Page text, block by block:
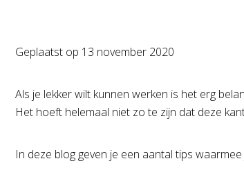
Geplaatst op 13 november 2020
Als je lekker wilt kunnen werken is het erg
Het hoeft helemaal niet zo te zijn dat deze
In deze blog geven je een aantal tips